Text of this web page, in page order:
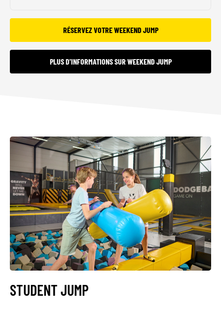
RÉSERVEZ VOTRE WEEKEND JUMP
PLUS D'INFORMATIONS SUR WEEKEND JUMP
STUDENT JUMP